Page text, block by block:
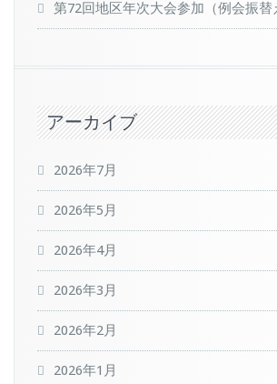
第72回地区年次大会参加（例会振替
アーカイブ
2026年7月
2026年5月
2026年4月
2026年3月
2026年2月
2026年1月